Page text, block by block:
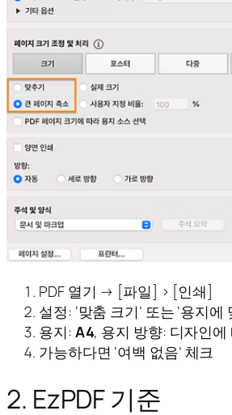
PDF 열기 → [파일] > [인쇄]
설정: ‘맞춤 크기’ 또는 ‘용지에
용지: A4, 용지 방향: 디자인
가능하다면 ‘여백 없음’ 체크
2. EzPDF 기준